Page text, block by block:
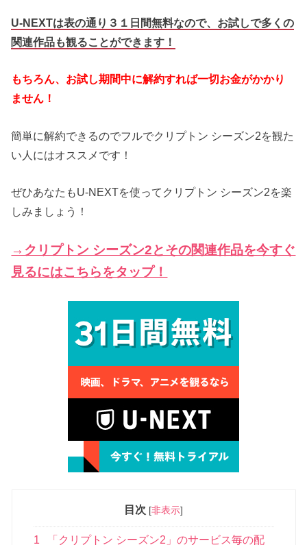
U-NEXTは表の通り３１日間無料なので、お試しで多くの
関連作品も観ることができます！
もちろん、お試し期間中に解約すれば一切お金がかかり
ません！
簡単に解約できるのでフルでクリプトン シーズン2を観た
い人にはオススメです！
ぜひあなたもU-NEXTを使ってクリプトン シーズン2を楽
しみましょう！
→クリプトン シーズン2とその関連作品を今すぐ
見るにはこちらをタップ！
目次 [非表示]
1
「クリプトン シーズン2」のサービス毎の配